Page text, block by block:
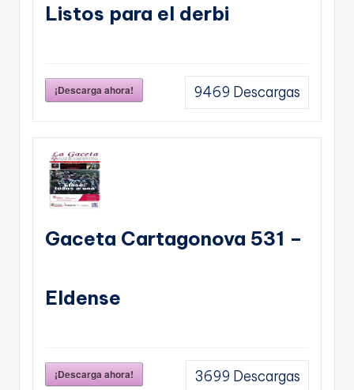
Listos para el derbi
¡Descarga ahora! 9469 Descargas
Gaceta Cartagonova 531 –
Eldense
¡Descarga ahora! 3699 Descargas